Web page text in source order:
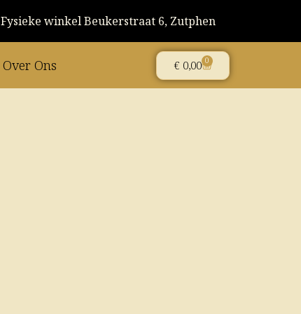
Fysieke winkel Beukerstraat 6, Zutphen
Over Ons € 0,00 0
Winkelwagen